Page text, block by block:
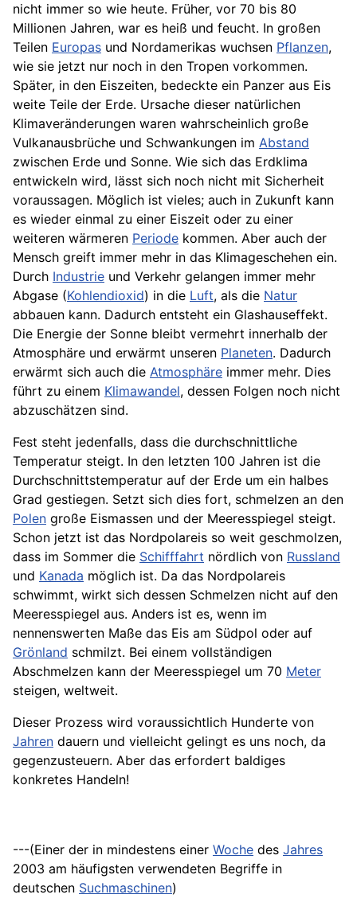
nicht immer so wie heute. Früher, vor 70 bis 80
Millionen Jahren, war es heiß und feucht. In großen
Teilen Europas und Nordamerikas wuchsen Pflanzen,
wie sie jetzt nur noch in den Tropen vorkommen.
Später, in den Eiszeiten, bedeckte ein Panzer aus Eis
weite Teile der Erde. Ursache dieser natürlichen
Klimaveränderungen waren wahrscheinlich große
Vulkanausbrüche und Schwankungen im Abstand
zwischen Erde und Sonne. Wie sich das Erdklima
entwickeln wird, lässt sich noch nicht mit Sicherheit
voraussagen. Möglich ist vieles; auch in Zukunft kann
es wieder einmal zu einer Eiszeit oder zu einer
weiteren wärmeren Periode kommen. Aber auch der
Mensch greift immer mehr in das Klimageschehen ein.
Durch Industrie und Verkehr gelangen immer mehr
Abgase (Kohlendioxid) in die Luft, als die Natur
abbauen kann. Dadurch entsteht ein Glashauseffekt.
Die Energie der Sonne bleibt vermehrt innerhalb der
Atmosphäre und erwärmt unseren Planeten. Dadurch
erwärmt sich auch die Atmosphäre immer mehr. Dies
führt zu einem Klimawandel, dessen Folgen noch nicht
abzuschätzen sind.
Fest steht jedenfalls, dass die durchschnittliche
Temperatur steigt. In den letzten 100 Jahren ist die
Durchschnittstemperatur auf der Erde um ein halbes
Grad gestiegen. Setzt sich dies fort, schmelzen an den
Polen große Eismassen und der Meeresspiegel steigt.
Schon jetzt ist das Nordpolareis so weit geschmolzen,
dass im Sommer die Schifffahrt nördlich von Russland
und Kanada möglich ist. Da das Nordpolareis
schwimmt, wirkt sich dessen Schmelzen nicht auf den
Meeresspiegel aus. Anders ist es, wenn im
nennenswerten Maße das Eis am Südpol oder auf
Grönland schmilzt. Bei einem vollständigen
Abschmelzen kann der Meeresspiegel um 70 Meter
steigen, weltweit.
Dieser Prozess wird voraussichtlich Hunderte von
Jahren dauern und vielleicht gelingt es uns noch, da
gegenzusteuern. Aber das erfordert baldiges
konkretes Handeln!
---(Einer der in mindestens einer Woche des Jahres
2003 am häufigsten verwendeten Begriffe in
deutschen Suchmaschinen)